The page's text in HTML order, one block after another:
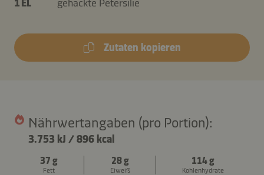
1 EL
gehackte Petersilie
Zutaten kopieren
Nährwertangaben (pro Portion):
3.753 kJ /896 kcal
37 g
Fett
28 g
Eiweiß
114 g
Kohlenhydrate